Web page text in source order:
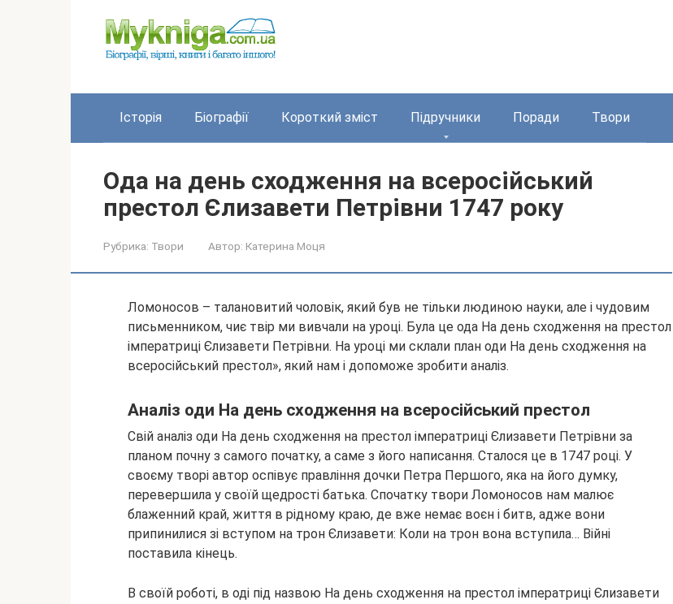
Історія Біографії Короткий зміст Підручники Поради Твори
Ода на день сходження на всеросійський
престол Єлизавети Петрівни 1747 року
Рубрика: Твори Автор: Катерина Моця
Ломоносов – талановитий чоловік, який був не тільки людиною науки, але і чудовим
письменником, чиє твір ми вивчали на уроці. Була це ода На день сходження на престол
імператриці Єлизавети Петрівни. На уроці ми склали план оди На день сходження на
всеросійський престол», який нам і допоможе зробити аналіз.
Аналіз оди На день сходження на всеросійський престол
Свій аналіз оди На день сходження на престол імператриці Єлизавети Петрівни за
планом почну з самого початку, а саме з його написання. Сталося це в 1747 році. У
своєму творі автор оспівує правління дочки Петра Першого, яка на його думку,
перевершила у своїй щедрості батька. Спочатку твори Ломоносов нам малює
блаженний край, життя в рідному краю, де вже немає воєн і битв, адже вони
припинилися зі вступом на трон Єлизавети: Коли на трон вона вступила… Війні
поставила кінець.
В своїй роботі, в оді під назвою На день сходження на престол імператриці Єлизавети